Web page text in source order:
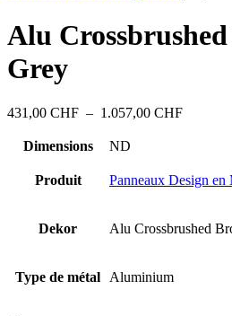
1.057,00 CHF
Alu
Grey
431,00 CHF – 1.057,00 CHFPlage
à
Dimensions ND
Produit Panneaux Design en
Dekor Alu Crossbrushed
Type de métal Aluminium